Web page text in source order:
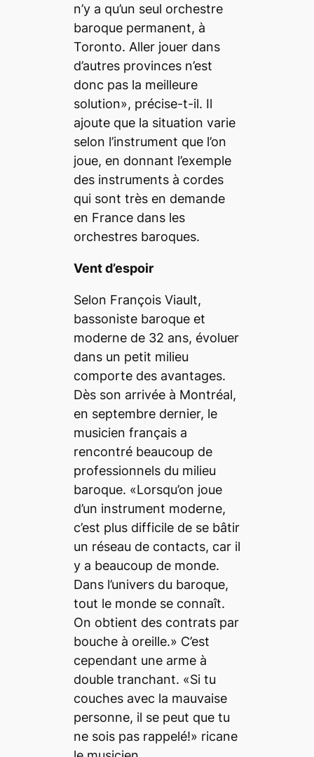
n’y a qu’un seul orchestre
baroque permanent, à
Toronto. Aller jouer dans
d’autres provinces n’est
donc pas la meilleure
solution», précise-t-il. Il
ajoute que la situation varie
selon l’instrument que l’on
joue, en donnant l’exemple
des instruments à cordes
qui sont très en demande
en France dans les
orchestres baroques.
Vent d’espoir
Selon François Viault,
bassoniste baroque et
moderne de 32 ans, évoluer
dans un petit milieu
comporte des avantages.
Dès son arrivée à Montréal,
en septembre dernier, le
musicien français a
rencontré beaucoup de
professionnels du milieu
baroque. «Lorsqu’on joue
d’un instrument moderne,
c’est plus difficile de se bâtir
un réseau de contacts, car il
y a beaucoup de monde.
Dans l’univers du baroque,
tout le monde se connaît.
On obtient des contrats par
bouche à oreille.» C’est
cependant une arme à
double tranchant. «Si tu
couches avec la mauvaise
personne, il se peut que tu
ne sois pas rappelé!» ricane